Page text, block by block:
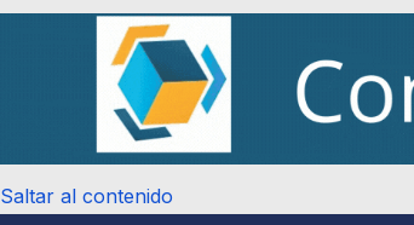
Saltar al contenido